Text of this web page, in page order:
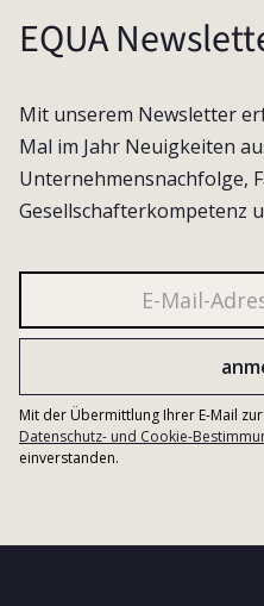
EQUA
Mit unserem Newsletter
Mal im Jahr Neuigkeiten
Unternehmensnachfolge,
Gesellschafterkompetenz
Mit der Übermittlung Ihrer E-Mail
Datenschutz- und Cookie-
einverstanden.